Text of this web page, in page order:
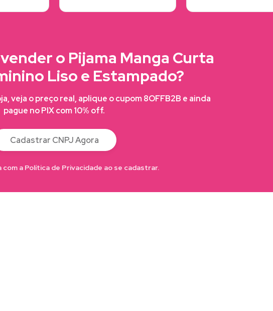
o Pijama Manga Curta
Liso e Estampado?
veja o preço real, aplique o cupom 8OFFB2B e ainda
pague no PIX com 10% off.
Cadastrar CNPJ Agora
a Política de Privacidade ao se cadastrar.